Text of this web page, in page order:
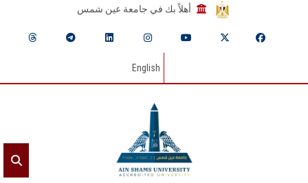
أهلاً بك في جامعة عين شمس
English